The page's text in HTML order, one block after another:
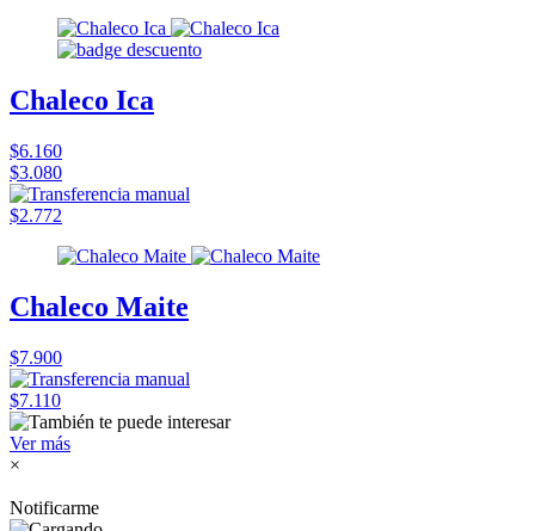
Chaleco Ica
$6.160
$3.080
$2.772
Chaleco Maite
$7.900
$7.110
Ver más
×
Notificarme